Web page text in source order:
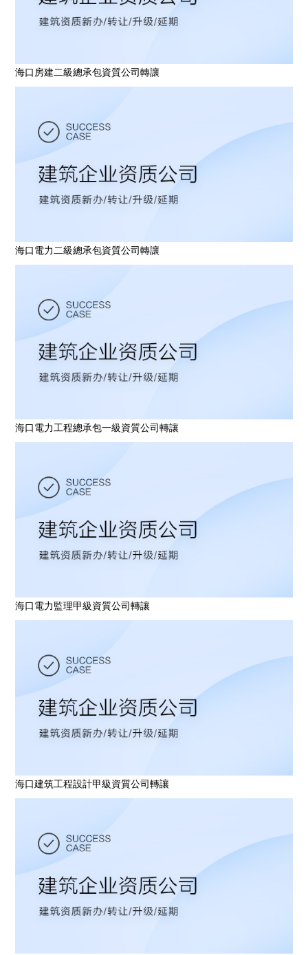
海口房建二級總承包資質公司轉讓
海口電力二級總承包資質公司轉讓
海口電力工程總承包一級資質公司轉讓
海口電力監理甲級資質公司轉讓
海口建筑工程設計甲級資質公司轉讓